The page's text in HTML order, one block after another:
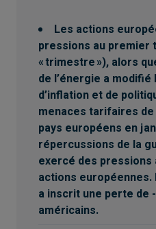
Les actions
pressions au premier
« trimestre »), alors
de l’énergie a
d’inflation et de
menaces tarifaires
pays européens en
répercussions de la
exercé des pressions
actions européennes.
a inscrit une perte de
américains.